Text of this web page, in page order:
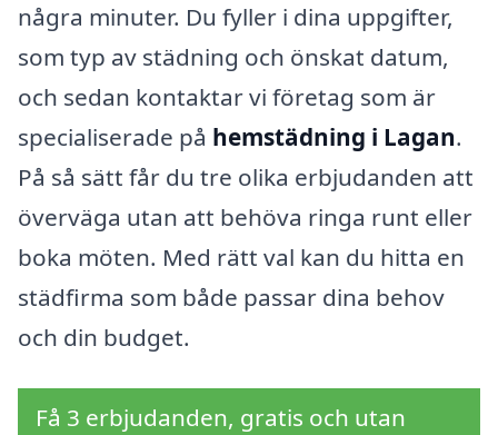
några minuter. Du fyller i dina uppgifter,
som typ av städning och önskat datum,
och sedan kontaktar vi företag som är
specialiserade på hemstädning i Lagan.
På så sätt får du tre olika erbjudanden att
överväga utan att behöva ringa runt eller
boka möten. Med rätt val kan du hitta en
städfirma som både passar dina behov
och din budget.
Få 3 erbjudanden, gratis och utan